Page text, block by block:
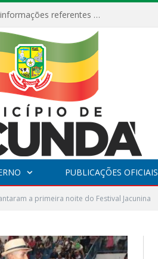
Relatórios Detalhados contendo todas as informações referentes a execução de recursos destinados ao fomento de projetos culturais no Município de Jacundá entre os anos de 2022 ao presente ano de 2026.
PUBLICAÇÕES OFICIAIS
a primeira noite do Festival Jacunina